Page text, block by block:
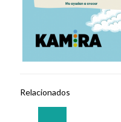
Relacionados